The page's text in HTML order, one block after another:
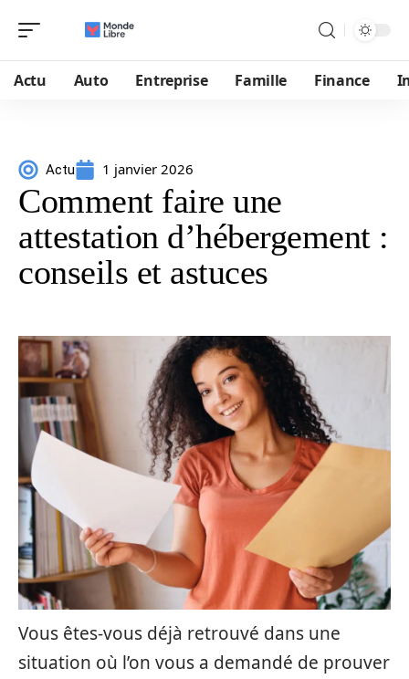
Actu Auto Entreprise Famille Finance
Actu 1 janvier 2026
Comment faire une
attestation d’hébergement :
conseils et astuces
Vous êtes-vous déjà retrouvé dans une
situation où l’on vous a demandé de prouver